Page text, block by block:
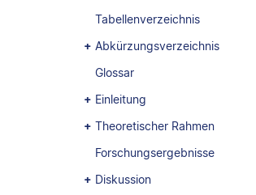
Tabellenverzeichnis
Abkürzungsverzeichnis
Glossar
Einleitung
Theoretischer Rahmen
Forschungsergebnisse
Diskussion